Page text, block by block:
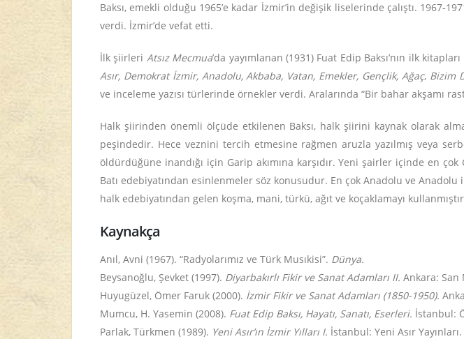
Baksı, emekli olduğu 1965’e kadar İzmir’in değişik liselerinde çalıştı. 1967-
verdi. İzmir’de vefat etti.
İlk şiirleri Atsız Mecmua’da yayımlanan (1931) Fuat Edip Baksı’nın ilk kitapları
Asır, Demokrat İzmir, Anadolu, Akbaba, Vatan, Emekler, Gençlik, Ağaç, Bizim
ve inceleme yazısı türlerinde örnekler verdi. Aralarında “Bir bahar akşamı
Halk şiirinden önemli ölçüde etkilenen Baksı, halk şiirini kaynak olarak
peşindedir. Hece veznini tercih etmesine rağmen aruzla yazılmış veya
öldürdüğüne inandığı için Garip akımına karşıdır. Yeni şairler içinde en
Batı edebiyatından esinlenmeler söz konusudur. En çok Anadolu ve
halk edebiyatından gelen koşma, mani, türkü, ağıt ve koçaklamayı
Kaynakça
Anıl, Avni (1967). “Radyolarımız ve Türk Musıkisi”. Dünya.
Beysanoğlu, Şevket (1997). Diyarbakırlı Fikir ve Sanat Adamları II. Ankara: San
Huyugüzel, Ömer Faruk (2000). İzmir Fikir ve Sanat Adamları (1850-1950).
Mumcu, H. Yasemin (2008). Fuat Edip Baksı, Hayatı, Sanatı, Eserleri. İstanbul:
Parlak, Türkmen (1989). Yeni Asır’ın İzmir Yılları I. İstanbul: Yeni Asır Yayınları.